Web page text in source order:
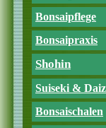
Bonsaipflege
Bonsaipraxis
Shohin
Suiseki &
Bonsaischalen